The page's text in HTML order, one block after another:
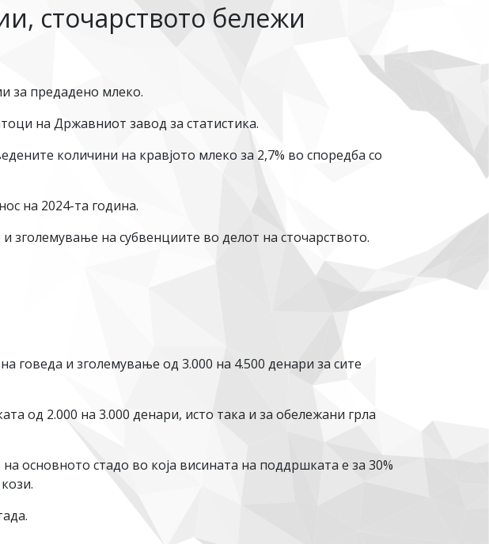
сточарството бележи
за предадено млеко.
на Државниот завод за статистика.
количини на кравјото млеко за 2,7% во споредба со
на 2024-та година.
зголемување на субвенциите во делот на сточарството.
говеда и зголемување од 3.000 на 4.500 денари за сите
од 2.000 на 3.000 денари, исто така и за обележани грла
основното стадо во која висината на поддршката е за 30%